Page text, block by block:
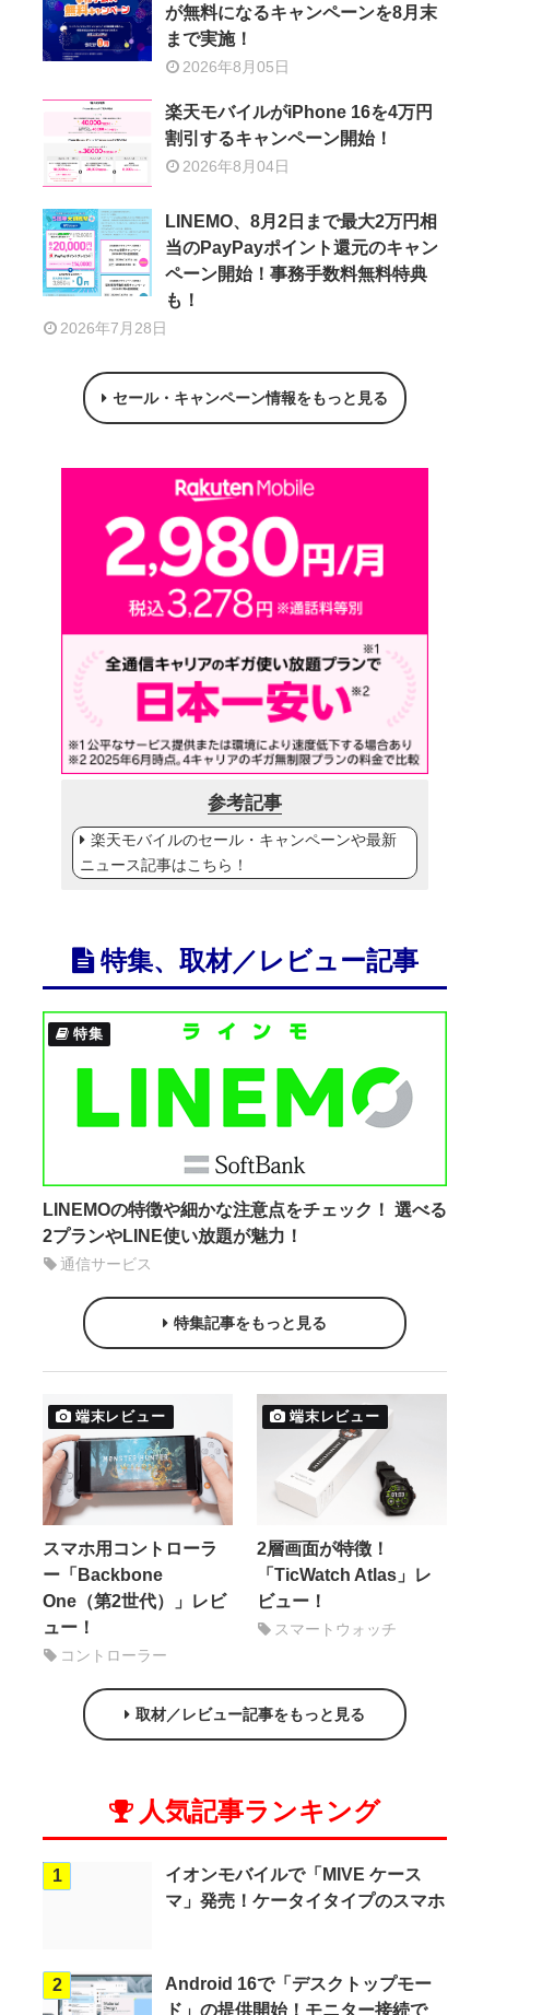
が無料になるキャンペーンを8月末
まで実施！
2026年8月05日
楽天モバイルがiPhone 16を4万円
割引するキャンペーン開始！
2026年8月04日
LINEMO、8月2日まで最大2万円相
当のPayPayポイント還元のキャン
ペーン開始！事務手数料無料特典
も！
2026年7月28日
セール・キャンペーン情報をもっと見る
参考記事
楽天モバイルのセール・キャンペーンや最新
ニュース記事はこちら！
特集、取材／レビュー記事
特集
LINEMOの特徴や細かな注意点をチェック！ 選べる
2プランやLINE使い放題が魅力！
通信サービス
特集記事をもっと見る
端末レビュー
スマホ用コントローラ
ー「Backbone
One（第2世代）」レビ
ュー！
コントローラー
端末レビュー
2層画面が特徴！
「TicWatch Atlas」レ
ビュー！
スマートウォッチ
取材／レビュー記事をもっと見る
人気記事ランキング
1
イオンモバイルで「MIVE ケース
マ」発売！ケータイタイプのスマホ
2
Android 16で「デスクトップモー
ド」の提供開始！モニター接続で